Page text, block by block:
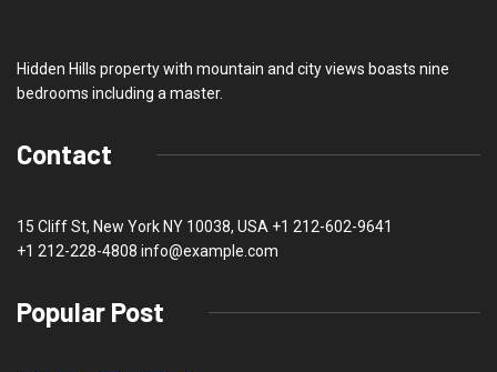
Hidden Hills property with mountain and city views boasts nine
bedrooms including a master.
Contact
15 Cliff St, New York NY 10038, USA +1 212-602-9641
+1 212-228-4808 info@example.com
Popular Post